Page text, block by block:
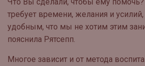
требует времени, желания и
удобным, что мы не хотим этим
пояснила Рятсепп.
Многое зависит и от метода